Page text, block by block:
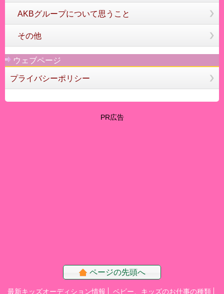
AKBグループについて思うこと
その他
ウェブページ
プライバシーポリシー
PR広告
ページの先頭へ
最新キッズオーディション情報 ベビー、キッズのお仕事の種類